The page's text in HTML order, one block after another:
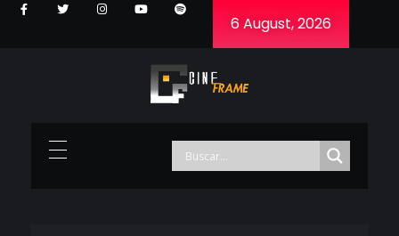
6 August, 2026